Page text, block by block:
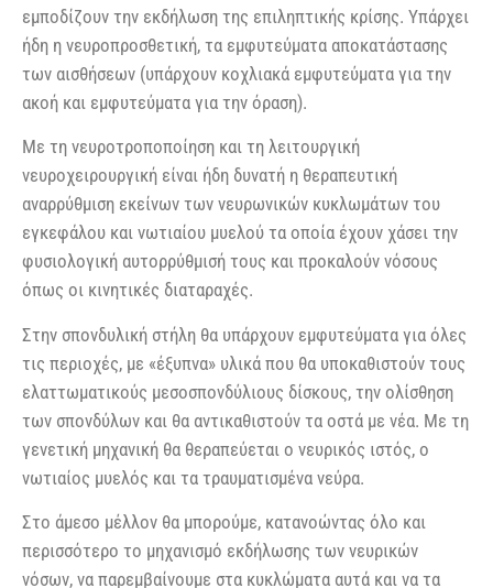
εμποδίζουν την εκδήλωση της επιληπτικής κρίσης. Υπάρχει
ήδη η νευροπροσθετική, τα εμφυτεύματα αποκατάστασης
των αισθήσεων (υπάρχουν κοχλιακά εμφυτεύματα για την
ακοή και εμφυτεύματα για την όραση).
Με τη νευροτροποποίηση και τη λειτουργική
νευροχειρουργική είναι ήδη δυνατή η θεραπευτική
αναρρύθμιση εκείνων των νευρωνικών κυκλωμάτων του
εγκεφάλου και νωτιαίου μυελού τα οποία έχουν χάσει την
φυσιολογική αυτορρύθμισή τους και προκαλούν νόσους
όπως οι κινητικές διαταραχές.
Στην σπονδυλική στήλη θα υπάρχουν εμφυτεύματα για όλες
τις περιοχές, με «έξυπνα» υλικά που θα υποκαθιστούν τους
ελαττωματικούς μεσοσπονδύλιους δίσκους, την ολίσθηση
των σπονδύλων και θα αντικαθιστούν τα οστά με νέα. Με τη
γενετική μηχανική θα θεραπεύεται ο νευρικός ιστός, ο
νωτιαίος μυελός και τα τραυματισμένα νεύρα.
Στο άμεσο μέλλον θα μπορούμε, κατανοώντας όλο και
περισσότερο το μηχανισμό εκδήλωσης των νευρικών
νόσων, να παρεμβαίνουμε στα κυκλώματα αυτά και να τα